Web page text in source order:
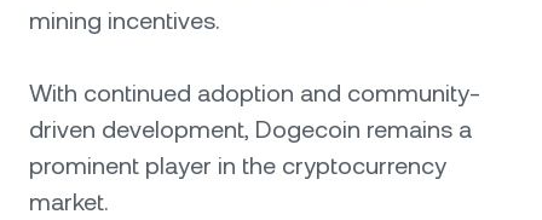
mining incentives.
With continued adoption and community-
driven development, Dogecoin remains a
prominent player in the cryptocurrency
market.